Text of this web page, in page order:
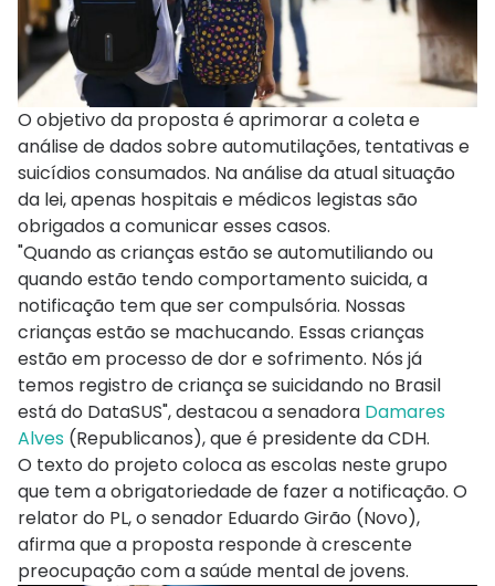
O objetivo da proposta é aprimorar a coleta e
análise de dados sobre automutilações, tentativas e
suicídios consumados. Na análise da atual situação
da lei, apenas hospitais e médicos legistas são
obrigados a comunicar esses casos.
"Quando as crianças estão se automutiliando ou
quando estão tendo comportamento suicida, a
notificação tem que ser compulsória. Nossas
crianças estão se machucando. Essas crianças
estão em processo de dor e sofrimento. Nós já
temos registro de criança se suicidando no Brasil
está do DataSUS", destacou a senadora Damares
Alves (Republicanos), que é presidente da CDH.
O texto do projeto coloca as escolas neste grupo
que tem a obrigatoriedade de fazer a notificação. O
relator do PL, o senador Eduardo Girão (Novo),
afirma que a proposta responde à crescente
preocupação com a saúde mental de jovens.